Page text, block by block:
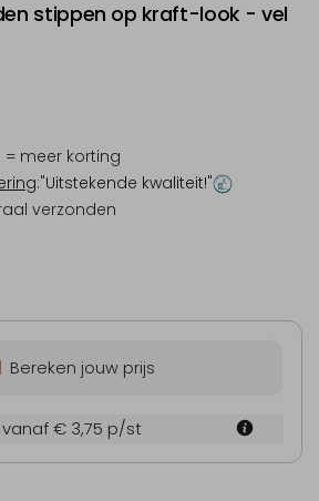
stippen op kraft-look - vel
= meer korting
:"Uitstekende kwaliteit!"
verzonden
Bereken jouw prijs
vanaf € 3,75 p/st